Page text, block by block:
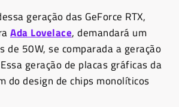
geração das GeForce RTX,
Ada Lovelace, demandará um
de 50W, se comparada a geração
geração de placas gráficas da
do design de chips monolíticos